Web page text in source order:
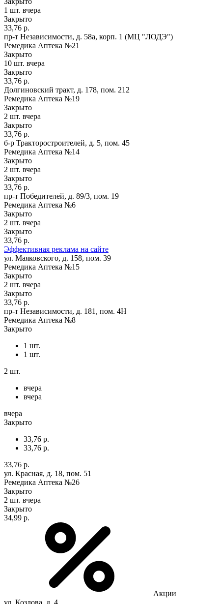
1 шт. вчера
Закрыто
33,76 р.
пр-т Независимости, д. 58а, корп. 1 (МЦ "ЛОДЭ")
Ремедика Аптека №21
Закрыто
10 шт. вчера
Закрыто
33,76 р.
Долгиновский тракт, д. 178, пом. 212
Ремедика Аптека №19
Закрыто
2 шт. вчера
Закрыто
33,76 р.
б-р Тракторостроителей, д. 5, пом. 45
Ремедика Аптека №14
Закрыто
2 шт. вчера
Закрыто
33,76 р.
пр-т Победителей, д. 89/3, пом. 19
Ремедика Аптека №6
Закрыто
2 шт. вчера
Закрыто
33,76 р.
Эффективная реклама на сайте
ул. Маяковского, д. 158, пом. 39
Ремедика Аптека №15
Закрыто
2 шт. вчера
Закрыто
33,76 р.
пр-т Независимости, д. 181, пом. 4Н
Ремедика Аптека №8
Закрыто
1 шт.
1 шт.
2 шт.
вчера
вчера
вчера
Закрыто
33,76 р.
33,76 р.
33,76 р.
ул. Красная, д. 18, пом. 51
Ремедика Аптека №26
Закрыто
2 шт. вчера
Закрыто
34,99 р.
Акции
ул. Козлова, д. 4